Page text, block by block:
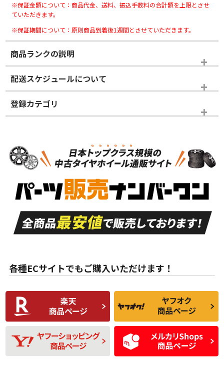
※保証金額について：商品代金、送料、振込手数料の合計額を上限とさせ
ていただきます。
※保証期間について：原則商品到着後1週間とさせていただきます。
商品ランクの説明
※商品ランクは出品者の主観により判断しておりますので、あら
かじめご了承ください。
ホイールランク
S
品）
S
新車外し品（新古
付き
A
走行距離も少なく、
目立つ傷もほとんど
ない中古品
A
走行距離も少なく、
非常に状態の良い中
古品
な中古品
んどない中古品
C
使用感や傷があり、
比較的きれいな中古
品
C
偏磨耗・劣化は感じ
られるが、使用に問
題のない中古品
D
使用感や目立つ傷が
あり、一般的な中古
品
D
残り溝も少なく、偏
磨耗がみられ、短期
間使用できるくらい
の中古品
配送スケジュールについて
登録カテゴリ
ホイールのみ
各種ECサイトでもご購入いただけます！